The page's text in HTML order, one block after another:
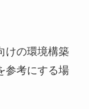
けの環境構築
参考にする場